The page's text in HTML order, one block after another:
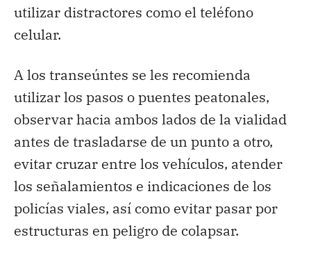
utilizar distractores como el teléfono
celular.
A los transeúntes se les recomienda
utilizar los pasos o puentes peatonales,
observar hacia ambos lados de la vialidad
antes de trasladarse de un punto a otro,
evitar cruzar entre los vehículos, atender
los señalamientos e indicaciones de los
policías viales, así como evitar pasar por
estructuras en peligro de colapsar.